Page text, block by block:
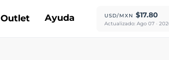
Outlet Ayuda USD/MXN $17.80
Actualizado: Ago 07 ·